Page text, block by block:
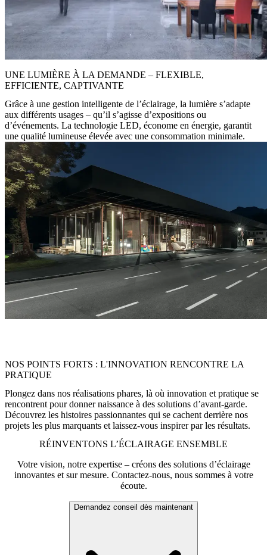
UNE LUMIÈRE À LA DEMANDE – FLEXIBLE,
EFFICIENTE, CAPTIVANTE
Grâce à une gestion intelligente de l’éclairage, la lumière s’adapte
aux différents usages – qu’il s’agisse d’expositions ou
d’événements. La technologie LED, économe en énergie, garantit
une qualité lumineuse élevée avec une consommation minimale.
NOS POINTS FORTS : L'INNOVATION RENCONTRE LA
PRATIQUE
Plongez dans nos réalisations phares, là où innovation et pratique se
rencontrent pour donner naissance à des solutions d’avant-garde.
Découvrez les histoires passionnantes qui se cachent derrière nos
projets les plus marquants et laissez-vous inspirer par les résultats.
RÉINVENTONS L’ÉCLAIRAGE ENSEMBLE
Votre vision, notre expertise – créons des solutions d’éclairage
innovantes et sur mesure. Contactez-nous, nous sommes à votre
écoute.
Demandez conseil dès maintenant